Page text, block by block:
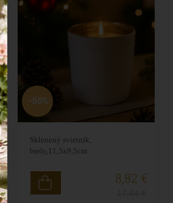
Sklenený svietnik,
biely,11,5x9,5cm
8,82 €
-50%